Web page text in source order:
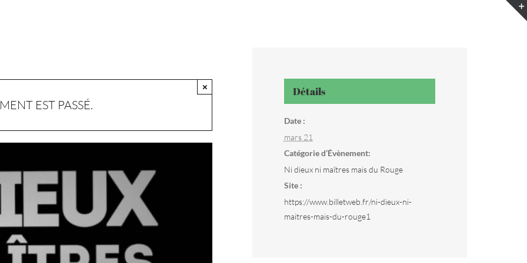
EST PASSÉ.
× Détails
Date :
mars 21
Catégorie d’Évènement:
Ni dieux ni maîtres mais du Rouge
Site :
https://www.billetweb.fr/ni-dieux-ni-
maitres-mais-du-rouge1